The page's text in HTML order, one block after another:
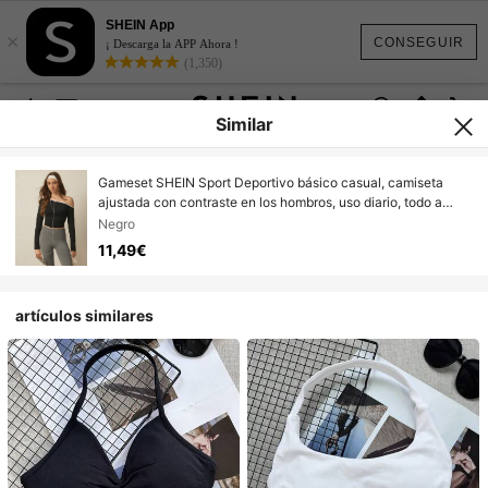
CONSEGUIR
×
SHEIN App
¡ Descarga la APP Ahora !
(1,350)
Similar
Gameset SHEIN Sport Deportivo básico casual, camiseta
ajustada con contraste en los hombros, uso diario, todo a
juego, para mujer en otoño
Negro
11,49€
artículos similares